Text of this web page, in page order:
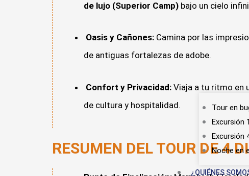
Tour en
Excursión
Excursión
Noche en
¿QUIÉNES
de lujo (Superior Camp) bajo un cielo
Oasis y Cañones: Camina por las
de antiguas fortalezas de adobe.
Confort y Privacidad: Viaja a tu ritmo en
de cultura y hospitalidad.
RESUMEN DEL TOUR DE 4